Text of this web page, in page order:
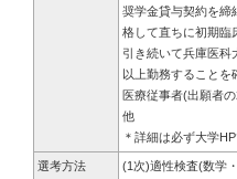
奨学金貸与契約を締
格して直ちに初期臨
引き続いて兵庫医科
以上勤務することを
医療従事者(出願者
他
＊詳細は必ず大学
選考方法
(1次)適性検査(数学